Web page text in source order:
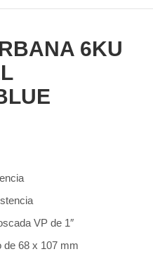
6KU
VP de 1″
de 68 x 107 mm